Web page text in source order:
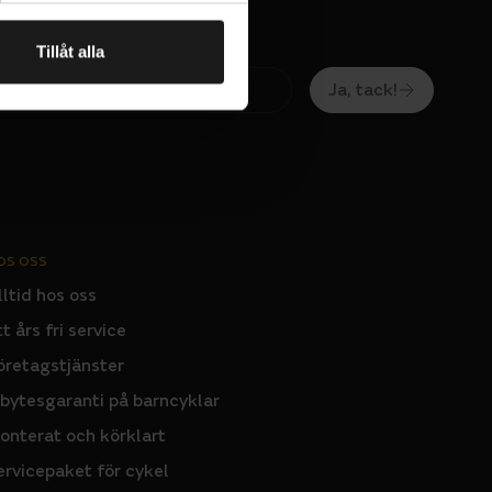
Tillåt alla
Ja, tack!
OSS
hos oss
års fri service
på barncyklar
och körklart
för cykel